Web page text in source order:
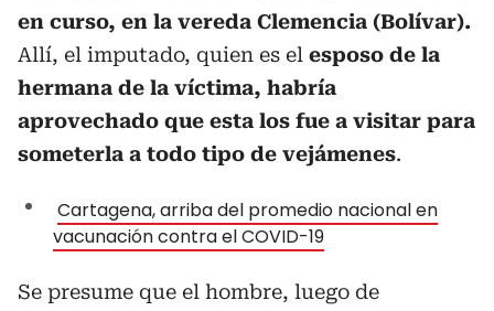
en curso, en la vereda Clemencia (Bolívar).
Allí, el imputado, quien es el esposo de la
hermana de la víctima, habría
aprovechado que esta los fue a visitar para
someterla a todo tipo de vejámenes.
Cartagena, arriba del promedio nacional en
vacunación contra el COVID-19
Se presume que el hombre, luego de